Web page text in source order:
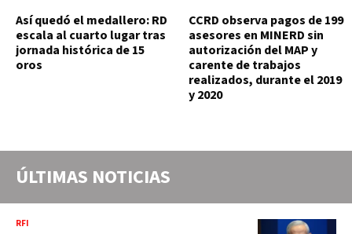
Así quedó el medallero: RD
escala al cuarto lugar tras
jornada histórica de 15
oros
CCRD observa pagos de 199
asesores en MINERD sin
autorización del MAP y
carente de trabajos
realizados, durante el 2019
y 2020
ÚLTIMAS NOTICIAS
RFI